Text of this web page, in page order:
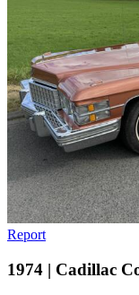
Report
1974 | Cadillac